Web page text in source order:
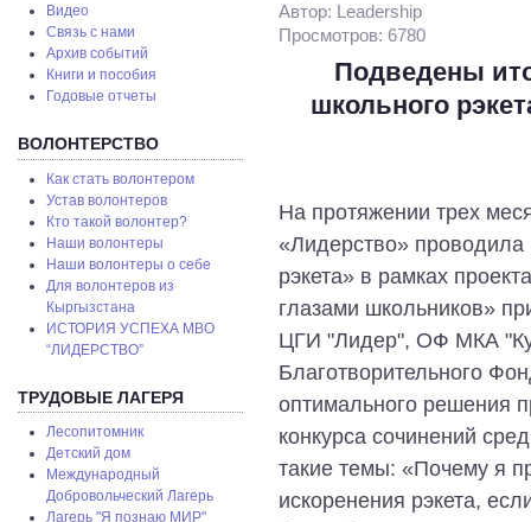
Видео
Связь с нами
Архив событий
Книги и пособия
Годовые отчеты
ВОЛОНТЕРСТВО
Как стать волонтером
Устав волонтеров
Кто такой волонтер?
Наши волонтеры
Наши волонтеры о себе
Для волонтеров из
Кыргызстана
ИСТОРИЯ УСПЕХА МВО
“ЛИДЕРСТВО”
ТРУДОВЫЕ ЛАГЕРЯ
Лесопитомник
Детский дом
Международный
Добровольческий Лагерь
Лагерь "Я познаю МИР"
Автор: Leadership
Просмотров: 6780
Подведены
школьного
На протяжении трех
«Лидерство» проводила
рэкета» в рамках
глазами школьников»
ЦГИ "Лидер", ОФ МКА
Благотворительного
оптимального решения
конкурса сочинений
такие темы: «Почему я
искоренения рэкета,